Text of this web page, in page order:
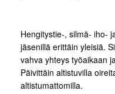
Hengitystie-, silmä- iho-
jäsenillä erittäin yleisiä.
vahva yhteys työaikaan
Päivittäin altistuvilla
altistumattomilla.